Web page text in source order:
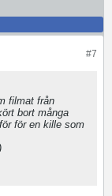
#7
filmat från
bort många
för en kille som